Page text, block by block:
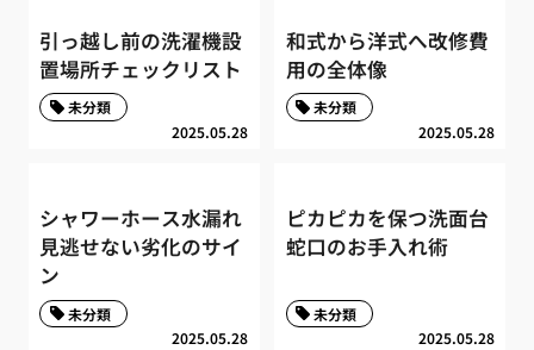
引っ越し前の洗濯機設
置場所チェックリスト
2025.05.28
未分類
和式から洋式へ改修費
用の全体像
2025.05.28
未分類
シャワーホース水漏れ
見逃せない劣化のサイ
ン
2025.05.28
未分類
ピカピカを保つ洗面台
蛇口のお手入れ術
2025.05.28
未分類